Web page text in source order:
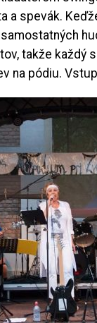
a spevák.
takže každý
na pódiu.